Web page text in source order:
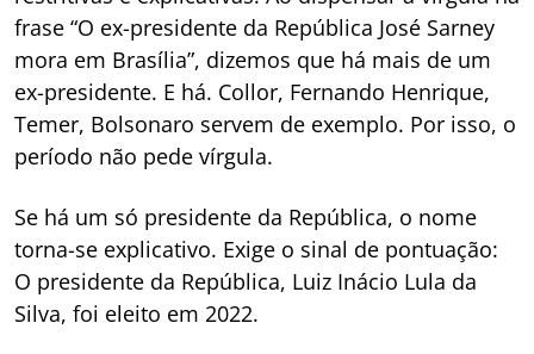
frase “O ex-presidente da República José Sarney
mora em Brasília”, dizemos que há mais de um
ex-presidente. E há. Collor, Fernando Henrique,
Temer, Bolsonaro servem de exemplo. Por isso, o
período não pede vírgula.
Se há um só presidente da República, o nome
torna-se explicativo. Exige o sinal de pontuação:
O presidente da República, Luiz Inácio Lula da
Silva, foi eleito em 2022.